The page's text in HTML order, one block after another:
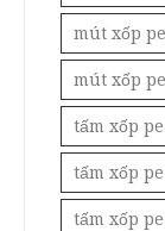
mút xốp
mút xốp
tấm xốp
tấm xốp
tấm xốp